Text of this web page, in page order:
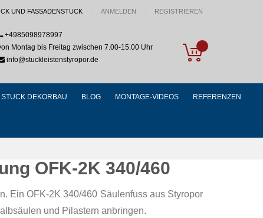
UND FASSADENSTUCK ANMELDEN REGISTRIEREN
My Cart
+4985098978997
Montag bis Freitag zwischen 7.00-15.00 Uhr
info@stuckleistenstyropor.de
STUCK DEKORBAU BLOG MONTAGE-VIDEOS REFERENZEN
OFK-2K 340/460
Ein OFK-2K 340/460 Säulenfuss aus Styropor
und Pilastern anbringen.